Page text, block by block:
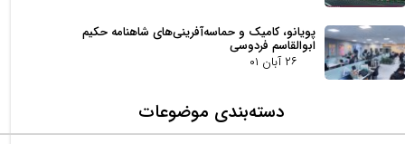
پویانو، کامیک و حماسه‌آفرینی‌های شاهنامه حکیم
ابوالقاسم فردوسی
۲۶ آبان ۰۱
دسته‌بندی موضوعات